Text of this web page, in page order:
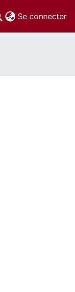
Se connecter